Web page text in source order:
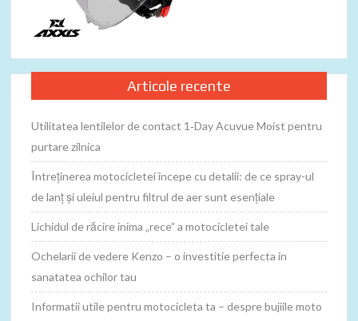
Articole recente
Utilitatea lentilelor de contact 1‑Day Acuvue Moist pentru
purtare zilnica
Întreținerea motocicletei începe cu detalii: de ce spray-ul
de lanț și uleiul pentru filtrul de aer sunt esențiale
Lichidul de răcire inima „rece” a motocicletei tale
Ochelarii de vedere Kenzo – o investitie perfecta in
sanatatea ochilor tau
Informatii utile pentru motocicleta ta – despre bujiile moto